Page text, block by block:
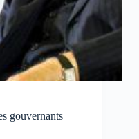
gouvernants